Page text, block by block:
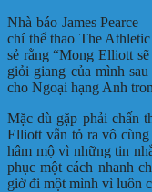
Nhà báo James
chí thể thao The
sẻ rằng “Mong Elliott
giỏi giang của mình
cho Ngoại hạng Anh
Mặc dù gặp phải chấn
Elliott vẫn tỏ ra vô
hâm mộ vì những tin
phục một cách nhanh
giờ đi một mình vì luôn